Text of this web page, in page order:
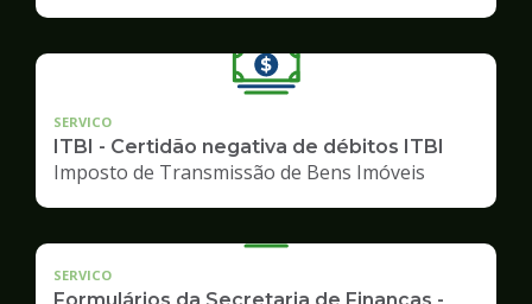
SERVICO
ITBI - Certidão negativa de débitos ITBI
Imposto de Transmissão de Bens Imóveis
SERVICO